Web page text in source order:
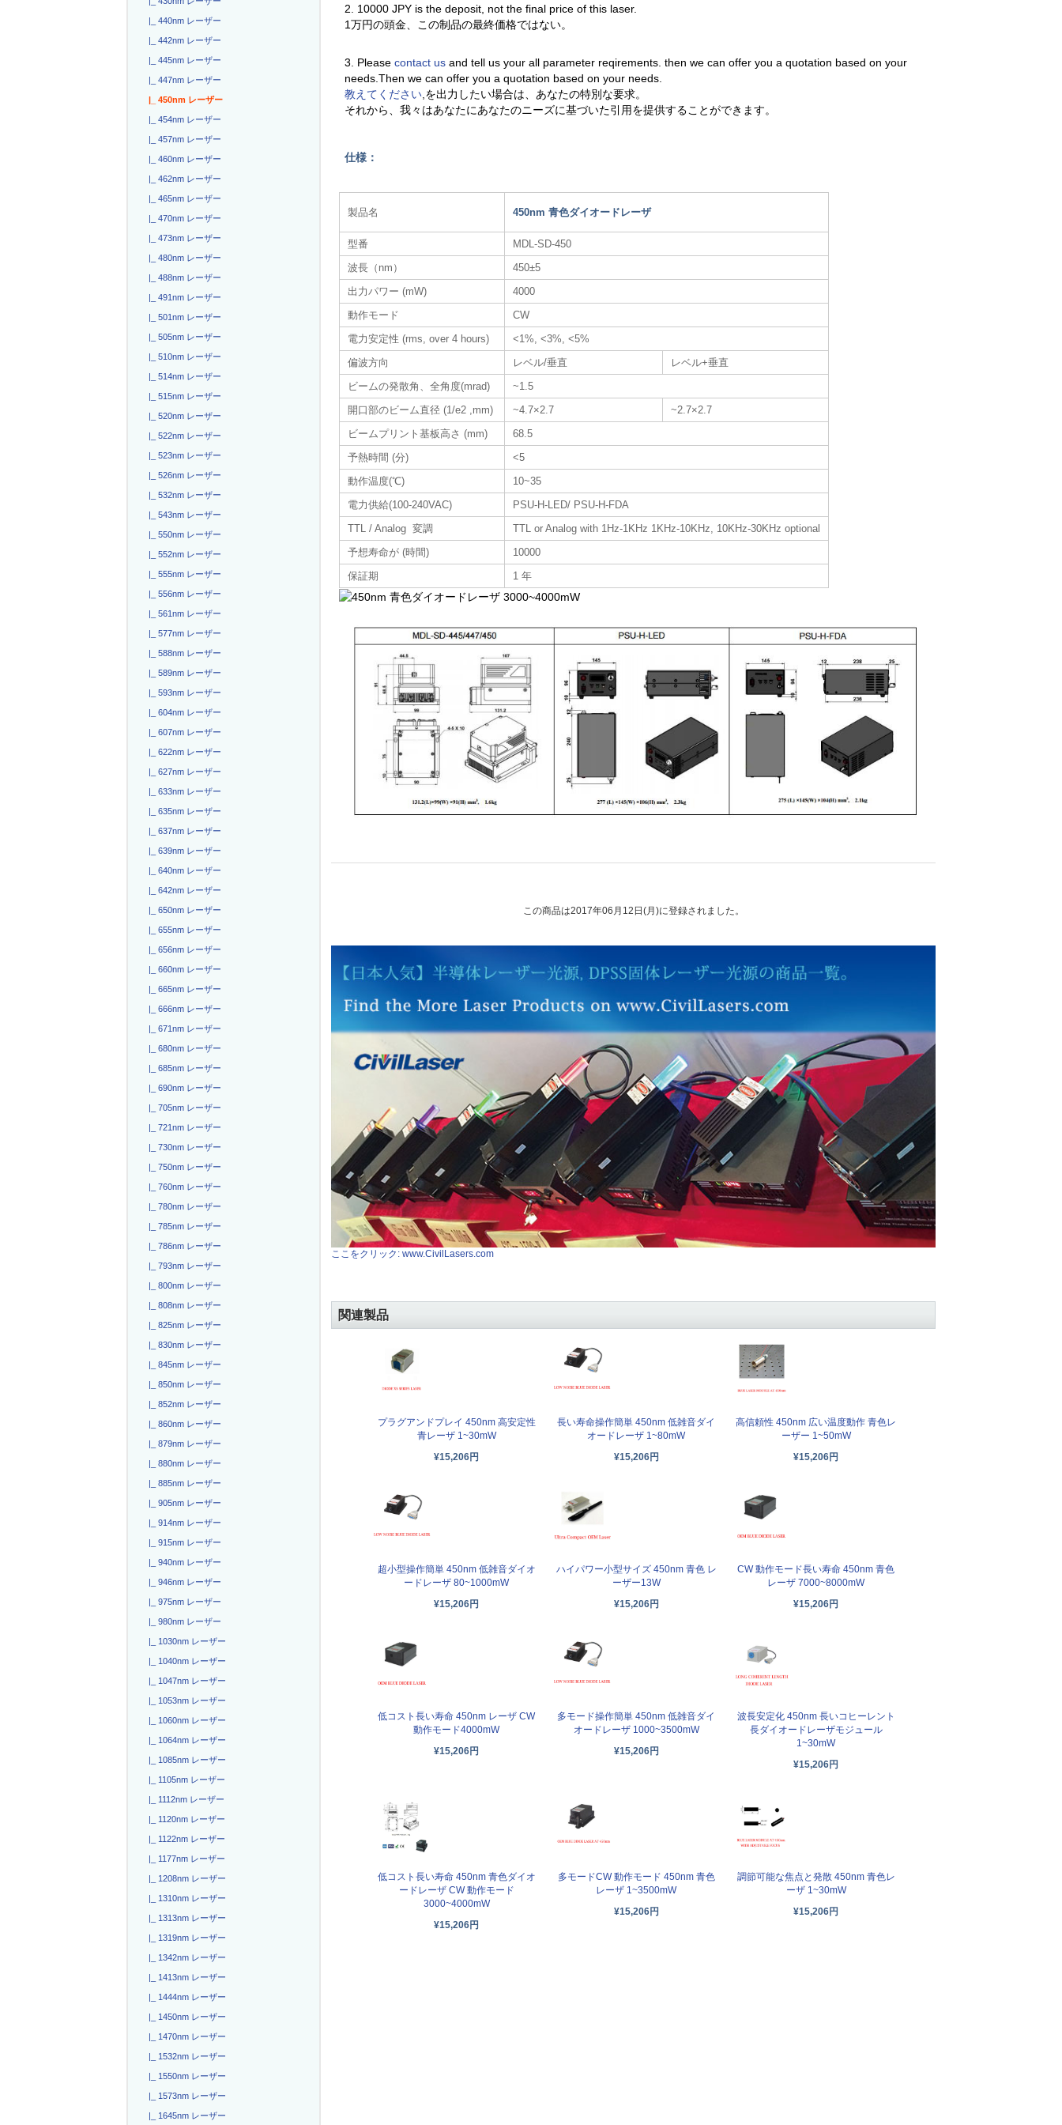
|_ 440nm レーザー
|_ 442nm レーザー
|_ 445nm レーザー
|_ 447nm レーザー
|_ 450nm レーザー
|_ 454nm レーザー
|_ 457nm レーザー
|_ 460nm レーザー
|_ 462nm レーザー
|_ 465nm レーザー
|_ 470nm レーザー
|_ 473nm レーザー
|_ 480nm レーザー
|_ 488nm レーザー
|_ 491nm レーザー
|_ 501nm レーザー
|_ 505nm レーザー
|_ 510nm レーザー
|_ 514nm レーザー
|_ 515nm レーザー
|_ 520nm レーザー
|_ 522nm レーザー
|_ 523nm レーザー
|_ 526nm レーザー
|_ 532nm レーザー
|_ 543nm レーザー
|_ 550nm レーザー
|_ 552nm レーザー
|_ 555nm レーザー
|_ 556nm レーザー
|_ 561nm レーザー
|_ 577nm レーザー
|_ 588nm レーザー
|_ 589nm レーザー
|_ 593nm レーザー
|_ 604nm レーザー
|_ 607nm レーザー
|_ 622nm レーザー
|_ 627nm レーザー
|_ 633nm レーザー
|_ 635nm レーザー
|_ 637nm レーザー
|_ 639nm レーザー
|_ 640nm レーザー
|_ 642nm レーザー
|_ 650nm レーザー
|_ 655nm レーザー
|_ 656nm レーザー
|_ 660nm レーザー
|_ 665nm レーザー
|_ 666nm レーザー
|_ 671nm レーザー
|_ 680nm レーザー
|_ 685nm レーザー
|_ 690nm レーザー
|_ 705nm レーザー
|_ 721nm レーザー
|_ 730nm レーザー
|_ 750nm レーザー
|_ 760nm レーザー
|_ 780nm レーザー
|_ 785nm レーザー
|_ 786nm レーザー
|_ 793nm レーザー
|_ 800nm レーザー
|_ 808nm レーザー
|_ 825nm レーザー
|_ 830nm レーザー
|_ 845nm レーザー
|_ 850nm レーザー
|_ 852nm レーザー
|_ 860nm レーザー
|_ 879nm レーザー
|_ 880nm レーザー
|_ 885nm レーザー
|_ 905nm レーザー
|_ 914nm レーザー
|_ 915nm レーザー
|_ 940nm レーザー
|_ 946nm レーザー
|_ 975nm レーザー
|_ 980nm レーザー
|_ 1030nm レーザー
|_ 1040nm レーザー
|_ 1047nm レーザー
|_ 1053nm レーザー
|_ 1060nm レーザー
|_ 1064nm レーザー
|_ 1085nm レーザー
|_ 1105nm レーザー
|_ 1112nm レーザー
|_ 1120nm レーザー
|_ 1122nm レーザー
|_ 1177nm レーザー
|_ 1208nm レーザー
|_ 1310nm レーザー
|_ 1313nm レーザー
|_ 1319nm レーザー
|_ 1342nm レーザー
|_ 1413nm レーザー
|_ 1444nm レーザー
|_ 1450nm レーザー
|_ 1470nm レーザー
|_ 1532nm レーザー
|_ 1550nm レーザー
|_ 1573nm レーザー
|_ 1645nm レーザー
2. 10000 JPY is the deposit, not the final price of this laser.
1万円の頭金、この制品の最終価格ではない。
3. Pleasecontact usand tell us your all parameter reqirements. then we can offer you a quotation based on your
needs.Then we can offer you a quotation based on your needs.
教えてください,を出力したい場合は、あなたの特別な要求。
それから、我々はあなたにあなたのニーズに基づいた引用を提供することができます。
仕様：
製品名 450nm 青色ダイオードレーザ​
型番
MDL-SD-450
波長（nm）
450±5
出力パワー (mW)
4000
動作モード
CW
電力安定性 (rms, over 4 hours)
<1%, <3%, <5%
偏波方向
レベル/垂直
レベル+垂直
ビームの発散角、全角度(mrad)
~1.5
開口部のビーム直径 (1/e2 ,mm)
~4.7×2.7
~2.7×2.7
ビームプリント基板高さ (mm)
68.5
予熱時間 (分)
<5
動作温度(℃)
10~35
電力供給(100-240VAC)
PSU-H-LED/ PSU-H-FDA
TTL / Analog 変調
TTL or Analog with 1Hz-1KHz 1KHz-10KHz, 10KHz-30KHz optional
予想寿命が (時間)
10000
保証期
1 年
この商品は2017年06月12日(月)に登録されました。
ここをクリック: www.CivilLasers.com
関連製品
プラグアンドプレイ 450nm 高安定性
青レーザ 1~30mW
¥15,206円
長い寿命操作簡単 450nm 低雑音ダイ
オードレーザ 1~80mW
¥15,206円
高信頼性 450nm 広い温度動作 青色レ
ーザー 1~50mW
¥15,206円
超小型操作簡単 450nm 低雑音ダイオ
ードレーザ 80~1000mW
¥15,206円
ハイパワー小型サイズ 450nm 青色 レ
ーザー13W
¥15,206円
CW 動作モード長い寿命 450nm 青色
レーザ 7000~8000mW
¥15,206円
低コスト長い寿命 450nm レーザ CW
動作モード4000mW
¥15,206円
多モード操作簡単 450nm 低雑音ダイ
オードレーザ 1000~3500mW
¥15,206円
波長安定化 450nm 長いコヒーレント
長ダイオードレーザモジュール
1~30mW
¥15,206円
低コスト長い寿命 450nm 青色ダイオ
ードレーザ CW 動作モード
3000~4000mW
¥15,206円
多モードCW 動作モード 450nm 青色
レーザ 1~3500mW
¥15,206円
調節可能な焦点と発散 450nm 青色レ
ーザ 1~30mW
¥15,206円